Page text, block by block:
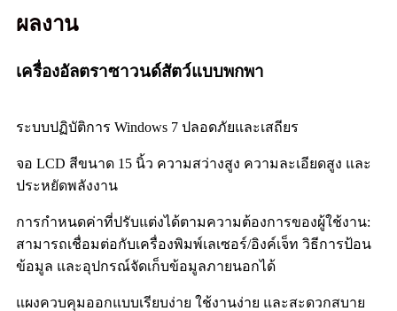
ผลงาน
เครื่องอัลตราซาวนด์สัตว์แบบพกพา
ระบบปฏิบัติการ Windows 7 ปลอดภัยและเสถียร
จอ LCD สีขนาด 15 นิ้ว ความสว่างสูง ความละเอียดสูง และ
ประหยัดพลังงาน
การกำหนดค่าที่ปรับแต่งได้ตามความต้องการของผู้ใช้งาน:
สามารถเชื่อมต่อกับเครื่องพิมพ์เลเซอร์/อิงค์เจ็ท วิธีการป้อน
ข้อมูล และอุปกรณ์จัดเก็บข้อมูลภายนอกได้
แผงควบคุมออกแบบเรียบง่าย ใช้งานง่าย และสะดวกสบาย